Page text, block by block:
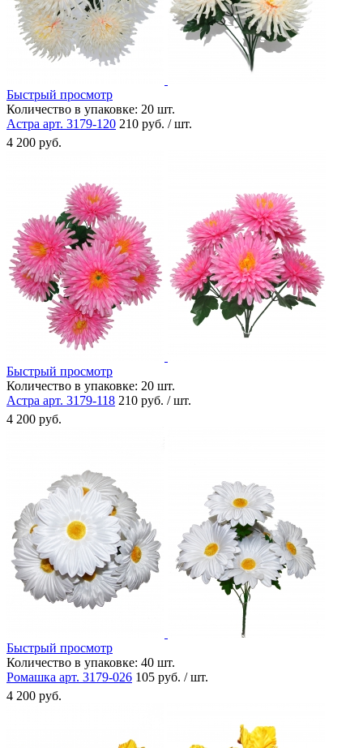
Быстрый просмотр
Количество в упаковке: 20 шт.
Астра арт. 3179-120 210 руб. / шт.
4 200 руб.
Быстрый просмотр
Количество в упаковке: 20 шт.
Астра арт. 3179-118 210 руб. / шт.
4 200 руб.
Быстрый просмотр
Количество в упаковке: 40 шт.
Ромашка арт. 3179-026 105 руб. / шт.
4 200 руб.